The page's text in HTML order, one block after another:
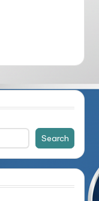
Search